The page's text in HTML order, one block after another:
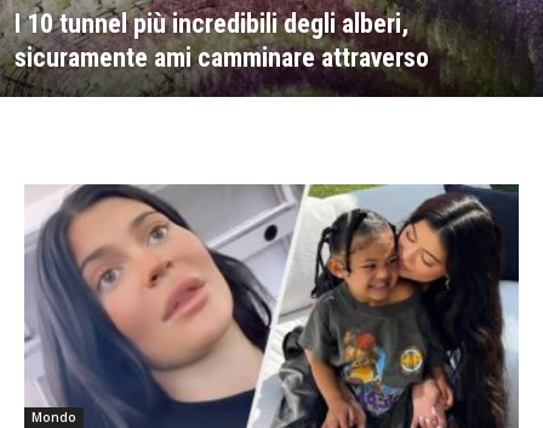
I 10 tunnel più incredibili degli alberi,
sicuramente ami camminare attraverso
Mondo